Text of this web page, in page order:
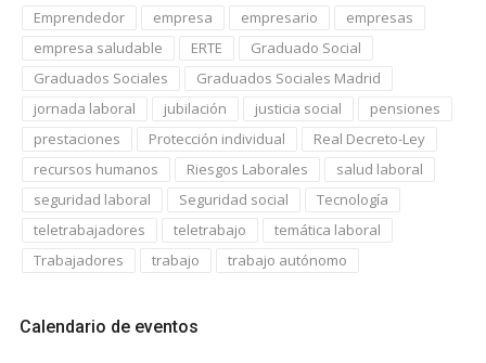
Emprendedor
empresa empresario
empresas
empresa saludable
ERTE
Graduado Social
Graduados Sociales
Graduados Sociales Madrid
jornada laboral
jubilación justicia social
pensiones
prestaciones
Protección individual
Real Decreto-Ley
recursos humanos
Riesgos Laborales
salud laboral
seguridad laboral
Seguridad social
Tecnología
teletrabajadores
teletrabajo
temática laboral
Trabajadores
trabajo trabajo autónomo
Calendario de eventos